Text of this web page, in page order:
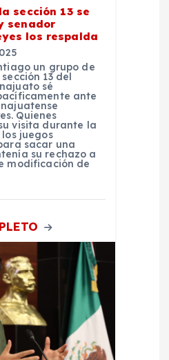
sección 13 se
senador
los respalda
un grupo de
13 del
sé
ante
Quienes
visita durante la
juegos
sacar una
su rechazo a
modificación de